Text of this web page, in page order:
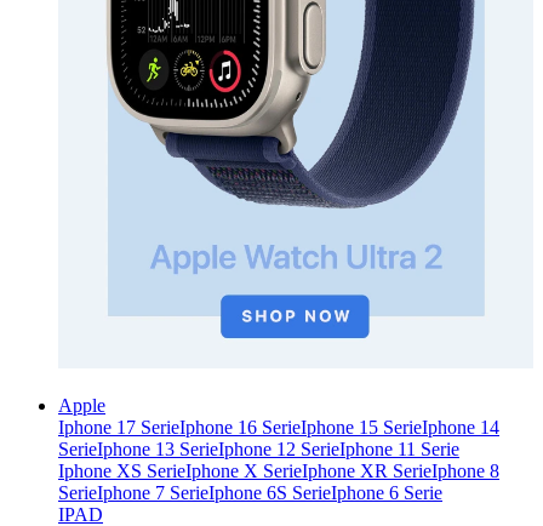
Apple
Iphone 17 SerieIphone 16 SerieIphone 15 SerieIphone 14
SerieIphone 13 SerieIphone 12 SerieIphone 11 Serie
Iphone XS SerieIphone X SerieIphone XR SerieIphone 8
SerieIphone 7 SerieIphone 6S SerieIphone 6 Serie
IPAD